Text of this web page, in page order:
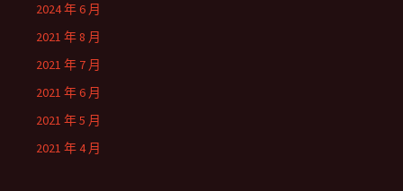
2024 年 6 月
2021 年 8 月
2021 年 7 月
2021 年 6 月
2021 年 5 月
2021 年 4 月